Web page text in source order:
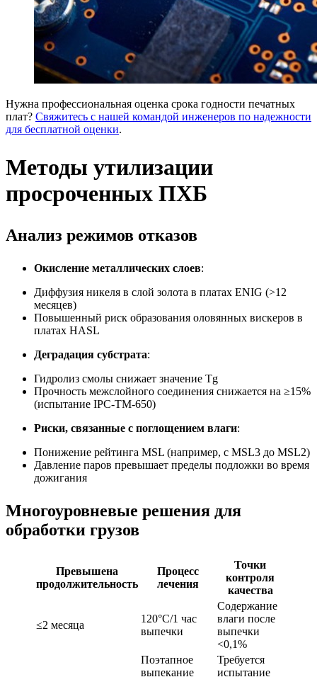
Нужна профессиональная оценка срока годности печатных
плат? Свяжитесь с нашей командой инженеров по надежности
для бесплатной оценки.
Методы утилизации
просроченных ПХБ
Анализ режимов отказов
Окисление металлических слоев:
Диффузия никеля в слой золота в платах ENIG (>12
месяцев)
Повышенный риск образования оловянных вискеров в
платах HASL
Деградация субстрата:
Гидролиз смолы снижает значение Tg
Прочность межслойного соединения снижается на ≥15%
(испытание IPC-TM-650)
Риски, связанные с поглощением влаги:
Понижение рейтинга MSL (например, с MSL3 до MSL2)
Давление паров превышает пределы подложки во время
дожигания
Многоуровневые решения для
обработки грузов
Превышена
продолжительность
Процесс
лечения
Точки
контроля
качества
≤2 месяца
120°C/1 час
выпечки
Содержание
влаги после
выпечки
<0,1%
Поэтапное
выпекание
Требуется
испытание